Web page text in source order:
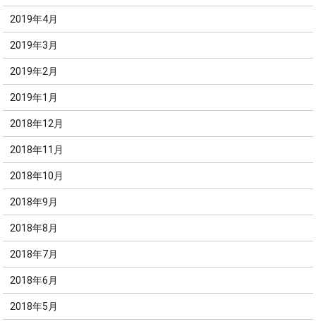
2019年4月
2019年3月
2019年2月
2019年1月
2018年12月
2018年11月
2018年10月
2018年9月
2018年8月
2018年7月
2018年6月
2018年5月